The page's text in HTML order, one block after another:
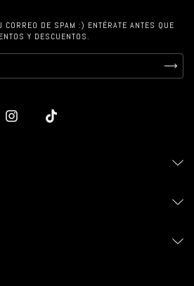
CORREO DE SPAM :) ENTÉRATE ANTES QUE
Y DESCUENTOS.